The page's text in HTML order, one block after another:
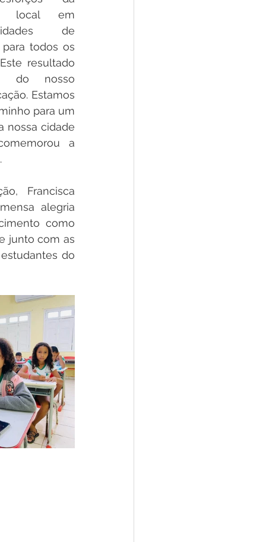
local em
de
todos os
resultado
do nosso
Estamos
para um
nossa cidade
a
Francisca
alegria
como
junto com as
do